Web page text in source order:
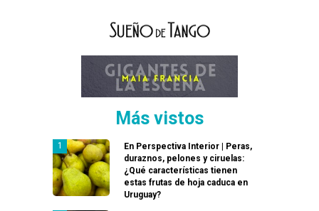
Más vistos
En Perspectiva Interior | Peras,
duraznos, pelones y ciruelas:
¿Qué características tienen
estas frutas de hoja caduca en
Uruguay?